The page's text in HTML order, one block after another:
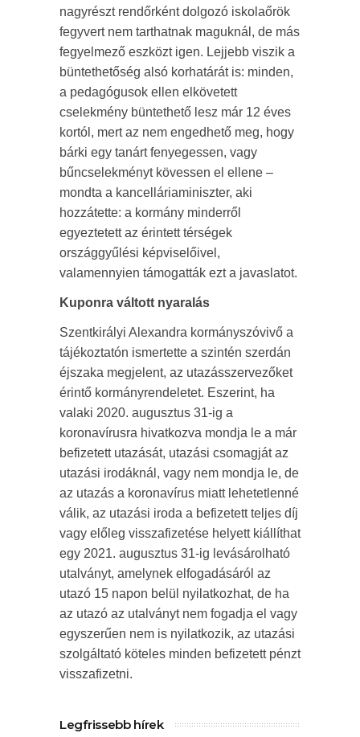
nagyrészt rendőrként dolgozó iskolaőrök
fegyvert nem tarthatnak maguknál, de más
fegyelmező eszközt igen. Lejjebb viszik a
büntethetőség alsó korhatárát is: minden,
a pedagógusok ellen elkövetett
cselekmény büntethető lesz már 12 éves
kortól, mert az nem engedhető meg, hogy
bárki egy tanárt fenyegessen, vagy
bűncselekményt kövessen el ellene –
mondta a kancelláriaminiszter, aki
hozzátette: a kormány minderről
egyeztetett az érintett térségek
országgyűlési képviselőivel,
valamennyien támogatták ezt a javaslatot.
Kuponra váltott nyaralás
Szentkirályi Alexandra kormányszóvivő a
tájékoztatón ismertette a szintén szerdán
éjszaka megjelent, az utazásszervezőket
érintő kormányrendeletet. Eszerint, ha
valaki 2020. augusztus 31-ig a
koronavírusra hivatkozva mondja le a már
befizetett utazását, utazási csomagját az
utazási irodáknál, vagy nem mondja le, de
az utazás a koronavírus miatt lehetetlenné
válik, az utazási iroda a befizetett teljes díj
vagy előleg visszafizetése helyett kiállíthat
egy 2021. augusztus 31-ig levásárolható
utalványt, amelynek elfogadásáról az
utazó 15 napon belül nyilatkozhat, de ha
az utazó az utalványt nem fogadja el vagy
egyszerűen nem is nyilatkozik, az utazási
szolgáltató köteles minden befizetett pénzt
visszafizetni.
Legfrissebb hírek